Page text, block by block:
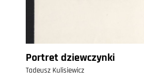
Portret dziewczynki
Tadeusz Kulisiewicz